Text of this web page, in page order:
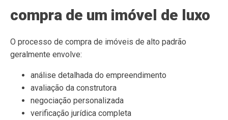
compra de um imóvel de luxo
O processo de compra de imóveis de alto padrão
geralmente envolve:
análise detalhada do empreendimento
avaliação da construtora
negociação personalizada
verificação jurídica completa